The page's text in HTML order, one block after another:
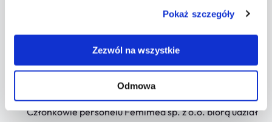
Pokaż szczegóły
Zezwól na wszystkie
Odmowa
wydany został prawomocny wyrok skazujący za
popełnienie przestępstw wskazanych w lit. a) powyżej
– z takim członkiem personelu zostaje rozwiązana
umowa o pracę lub inna umowa, na podstawie której
świadczył on usługi medyczne w placówce.
Członkowie personelu Femimea sp. z o.o. biorą udział